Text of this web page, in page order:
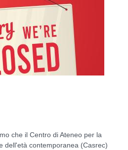
che il Centro di Ateneo per la
dell'età contemporanea (Casrec)